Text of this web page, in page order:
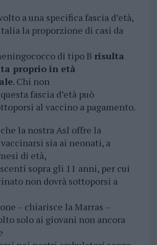
a una specifica fascia d’età,
la proporzione di casi da
di tipo B risulta
proprio in età
. Chi non
fascia d’età può
al vaccino a pagamento.
la nostra Asl offre la
sia ai neonati, a
di età,
sopra gli 11 anni, per cui
non dovrà sottoporsi a
– chiarisce la Marras –
solo ai giovani non ancora